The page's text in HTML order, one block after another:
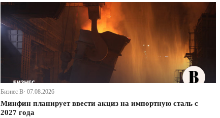
Бизнес В· 07.08.2026
Минфин планирует ввести акциз на импортную сталь с
2027 года